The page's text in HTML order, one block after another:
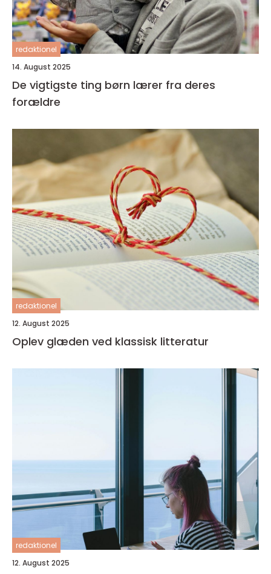
redaktionel
14. August 2025
De vigtigste ting børn lærer fra deres
forældre
redaktionel
12. August 2025
Oplev glæden ved klassisk litteratur
redaktionel
12. August 2025